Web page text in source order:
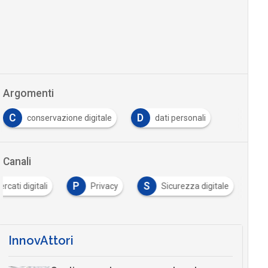
Argomenti
C conservazione digitale D dati personali
Canali
digitali P Privacy S Sicurezza digitale
InnovAttori